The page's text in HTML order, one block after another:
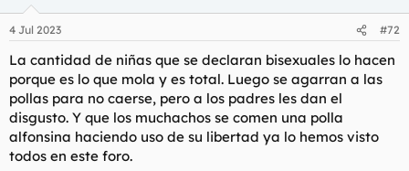
e
:
4 Jul 2023 #72
La cantidad de niñas que se declaran bisexuales lo hacen
porque es lo que mola y es total. Luego se agarran a las
pollas para no caerse, pero a los padres les dan el
disgusto. Y que los muchachos se comen una polla
alfonsina haciendo uso de su libertad ya lo hemos visto
todos en este foro.